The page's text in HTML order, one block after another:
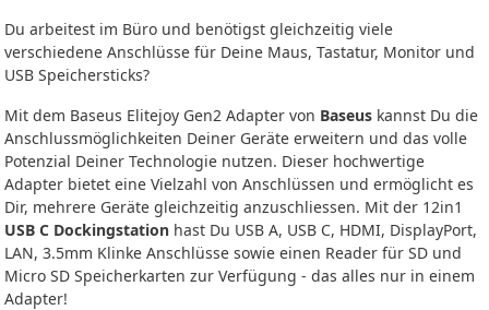
Du arbeitest im Büro und benötigst gleichzeitig viele
verschiedene Anschlüsse für Deine Maus, Tastatur, Monitor und
USB Speichersticks?
Mit dem Baseus Elitejoy Gen2 Adapter von Baseus kannst Du die
Anschlussmöglichkeiten Deiner Geräte erweitern und das volle
Potenzial Deiner Technologie nutzen. Dieser hochwertige
Adapter bietet eine Vielzahl von Anschlüssen und ermöglicht es
Dir, mehrere Geräte gleichzeitig anzuschliessen. Mit der 12in1
USB C Dockingstation hast Du USB A, USB C, HDMI, DisplayPort,
LAN, 3.5mm Klinke Anschlüsse sowie einen Reader für SD und
Micro SD Speicherkarten zur Verfügung - das alles nur in einem
Adapter!